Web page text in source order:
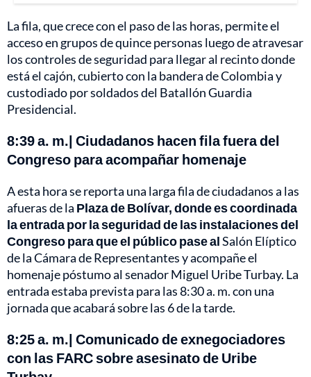
La fila, que crece con el paso de las horas, permite el
acceso en grupos de quince personas luego de atravesar
los controles de seguridad para llegar al recinto donde
está el cajón, cubierto con la bandera de Colombia y
custodiado por soldados del Batallón Guardia
Presidencial.
8:39 a. m.| Ciudadanos hacen fila fuera del
Congreso para acompañar homenaje
A esta hora se reporta una larga fila de ciudadanos a las
afueras de la Plaza de Bolívar, donde es coordinada
la entrada por la seguridad de las instalaciones del
Congreso para que el público pase alSalón Elíptico
de la Cámara de Representantes y acompañe el
homenaje póstumo al senador Miguel Uribe Turbay. La
entrada estaba prevista para las 8:30 a. m. con una
jornada que acabará sobre las 6 de la tarde.
8:25 a. m.| Comunicado de exnegociadores
con las FARC sobre asesinato de Uribe